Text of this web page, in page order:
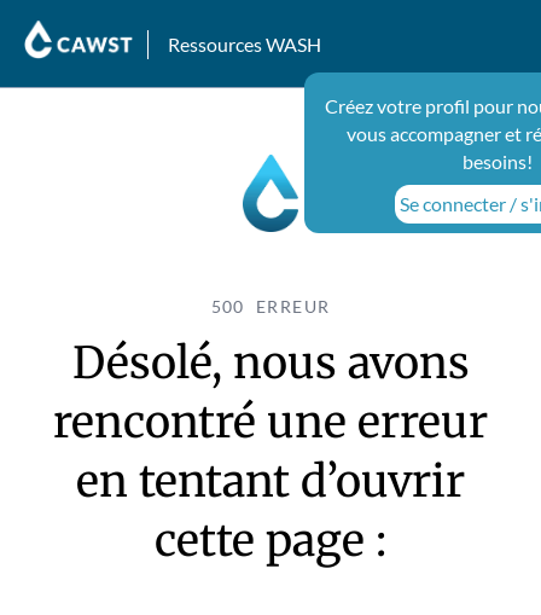
Ressources WASH
Créez votre profil pour
vous accompagner et
besoins!
Se connecter /
500 ERREUR
Désolé, nous avons
rencontré une erreur
en tentant d’ouvrir
cette page :